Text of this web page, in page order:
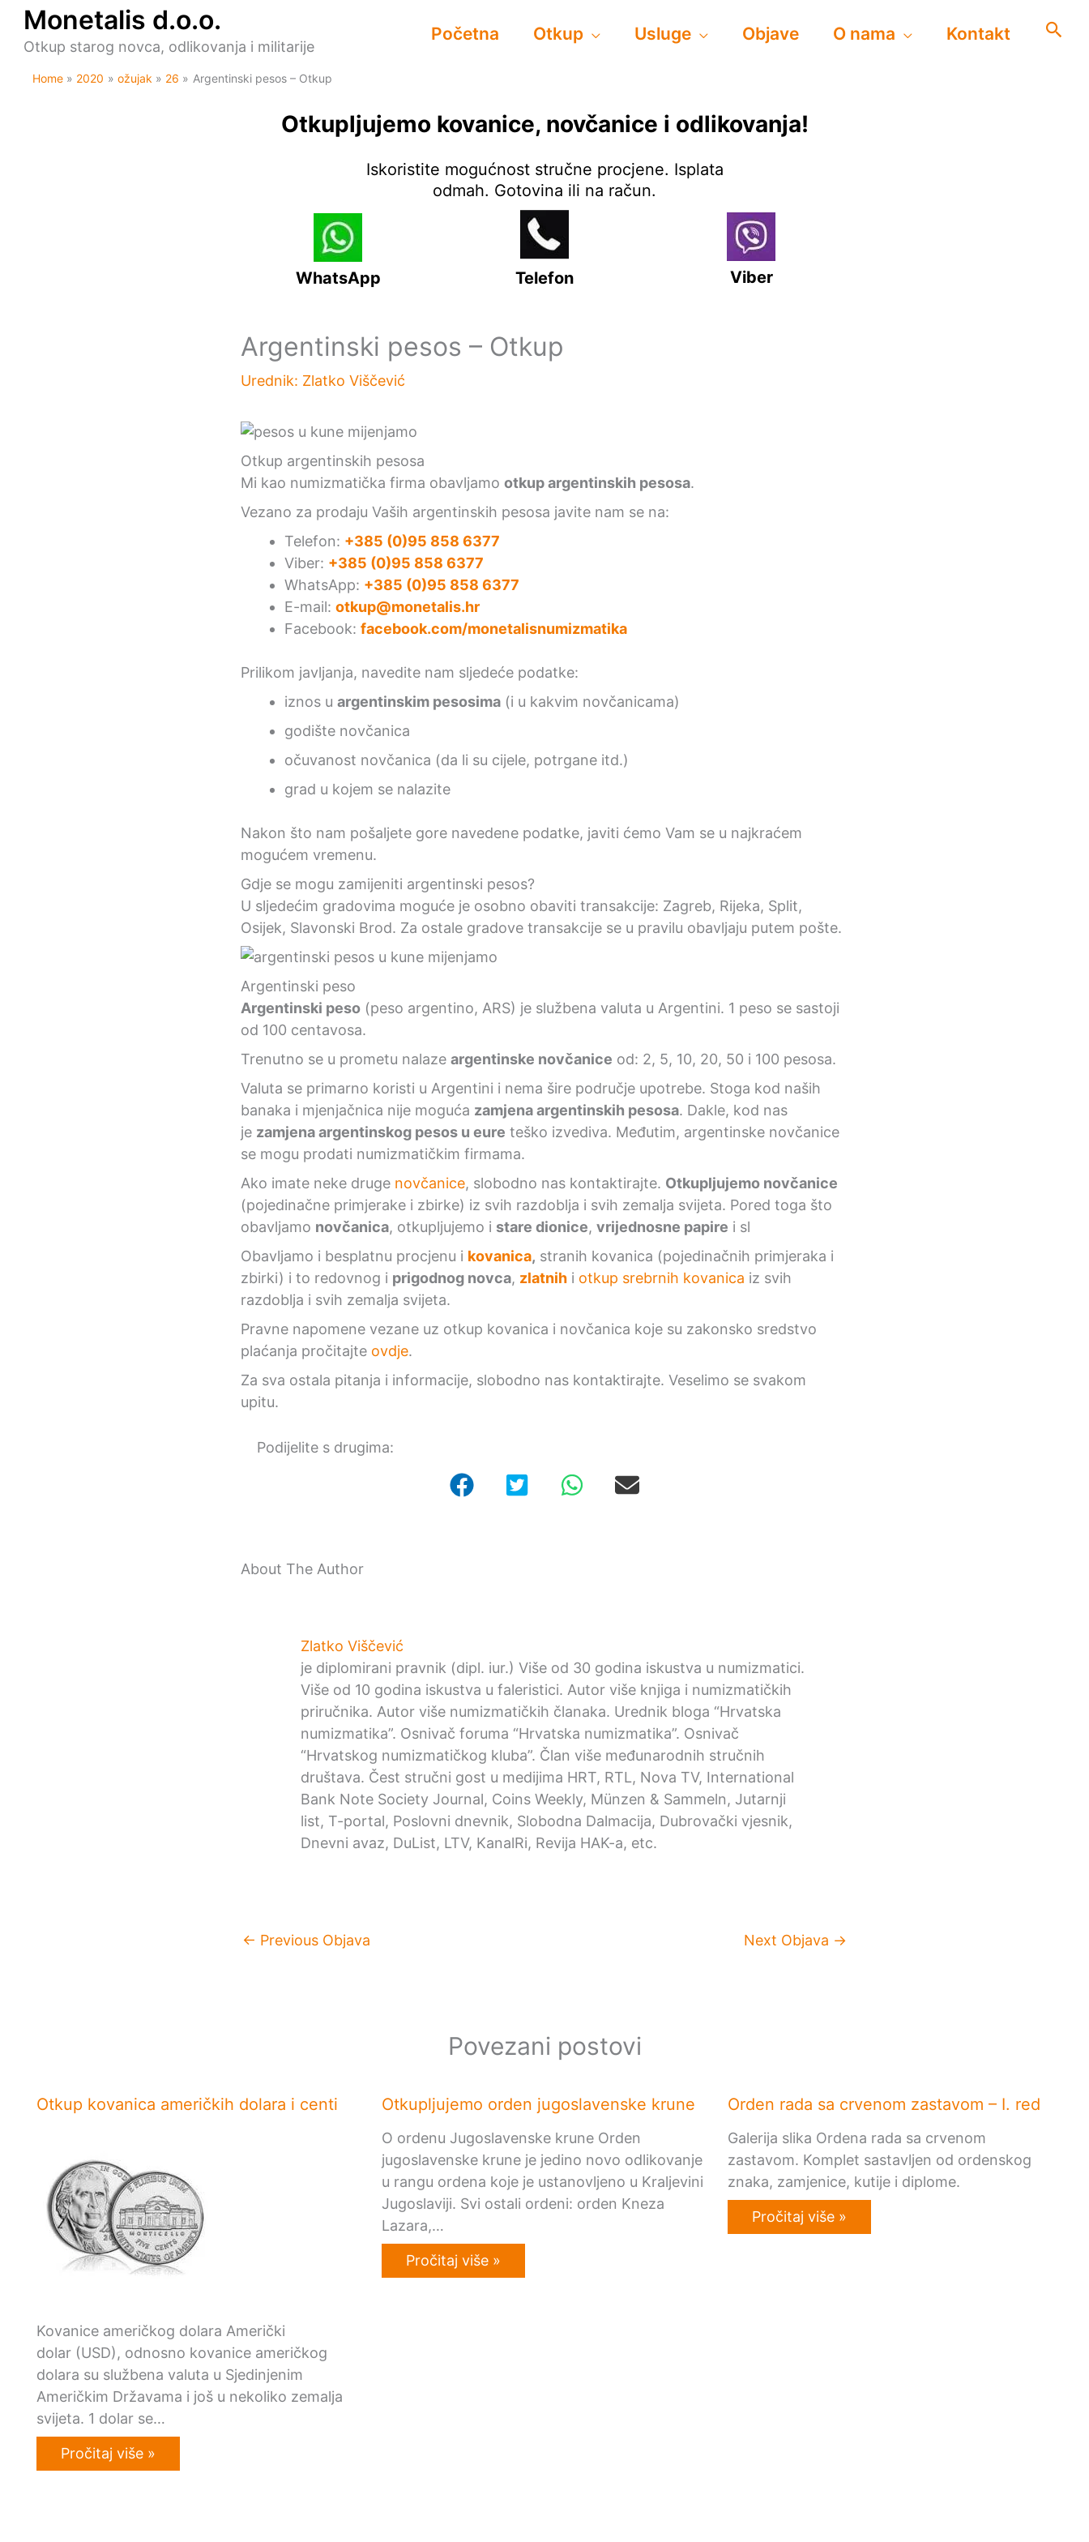
content
Monetalis d.o.o.
Otkup starog novca, odlikovanja i militarije
Početna Otkup Usluge Objave O nama Kontakt
Home 2020 ožujak 26 Argentinski pesos – Otkup
Otkupljujemo kovanice, novčanice i odlikovanja!
Iskoristite mogućnost stručne procjene. Isplata
odmah. Gotovina ili na račun.
WhatsApp Viber
Telefon
Argentinski pesos – Otkup
Urednik: Zlatko Viščević
Otkup argentinskih pesosa
Mi kao numizmatička firma obavljamo otkup argentinskih pesosa.
Vezano za prodaju Vaših argentinskih pesosa javite nam se na:
Telefon: +385 (0)95 858 6377
Viber: +385 (0)95 858 6377
WhatsApp: +385 (0)95 858 6377
E-mail: otkup@monetalis.hr
Facebook: facebook.com/monetalisnumizmatika
Prilikom javljanja, navedite nam sljedeće podatke:
iznos u argentinskim pesosima (i u kakvim novčanicama)
godište novčanica
očuvanost novčanica (da li su cijele, potrgane itd.)
grad u kojem se nalazite
Nakon što nam pošaljete gore navedene podatke, javiti ćemo Vam se u najkraćem
mogućem vremenu.
Gdje se mogu zamijeniti argentinski pesos?
U sljedećim gradovima moguće je osobno obaviti transakcije: Zagreb, Rijeka, Split,
Osijek, Slavonski Brod. Za ostale gradove transakcije se u pravilu obavljaju putem pošte.
Argentinski peso
Argentinski peso (peso argentino, ARS) je službena valuta u Argentini. 1 peso se sastoji
od 100 centavosa.
Trenutno se u prometu nalaze argentinske novčanice od: 2, 5, 10, 20, 50 i 100 pesosa.
Valuta se primarno koristi u Argentini i nema šire područje upotrebe. Stoga kod naših
banaka i mjenjačnica nije moguća zamjena argentinskih pesosa. Dakle, kod nas
je zamjena argentinskog pesos u eure teško izvediva. Međutim, argentinske novčanice
se mogu prodati numizmatičkim firmama.
Ako imate neke druge novčanice, slobodno nas kontaktirajte. Otkupljujemo novčanice
(pojedinačne primjerake i zbirke) iz svih razdoblja i svih zemalja svijeta. Pored toga što
obavljamo novčanica, otkupljujemo i stare dionice, vrijednosne papire i sl
Obavljamo i besplatnu procjenu i kovanica, stranih kovanica (pojedinačnih primjeraka i
zbirki) i to redovnog i prigodnog novca, zlatnih i otkup srebrnih kovanica iz svih
razdoblja i svih zemalja svijeta.
Pravne napomene vezane uz otkup kovanica i novčanica koje su zakonsko sredstvo
plaćanja pročitajte ovdje.
Za sva ostala pitanja i informacije, slobodno nas kontaktirajte. Veselimo se svakom
upitu.
Podijelite s drugima:
About The Author
Zlatko Viščević
je diplomirani pravnik (dipl. iur.) Više od 30 godina iskustva u numizmatici.
Više od 10 godina iskustva u faleristici. Autor više knjiga i numizmatičkih
priručnika. Autor više numizmatičkih članaka. Urednik bloga “Hrvatska
numizmatika”. Osnivač foruma “Hrvatska numizmatika”. Osnivač
“Hrvatskog numizmatičkog kluba”. Član više međunarodnih stručnih
društava. Čest stručni gost u medijima HRT, RTL, Nova TV, International
Bank Note Society Journal, Coins Weekly, Münzen & Sammeln, Jutarnji
list, T-portal, Poslovni dnevnik, Slobodna Dalmacija, Dubrovački vjesnik,
Dnevni avaz, DuList, LTV, KanalRi, Revija HAK-a, etc.
← Previous Objava Next Objava →
Povezani postovi
Otkup kovanica američkih dolara i centi
Kovanice američkog dolara Američki
dolar (USD), odnosno kovanice američkog
dolara su službena valuta u Sjedinjenim
Američkim Državama i još u nekoliko zemalja
svijeta. 1 dolar se…
Pročitaj više »
Otkupljujemo orden jugoslavenske krune
O ordenu Jugoslavenske krune Orden
jugoslavenske krune je jedino novo odlikovanje
u rangu ordena koje je ustanovljeno u Kraljevini
Jugoslaviji. Svi ostali ordeni: orden Kneza
Lazara,…
Pročitaj više »
Orden rada sa crvenom zastavom – I. red
Galerija slika Ordena rada sa crvenom
zastavom. Komplet sastavljen od ordenskog
znaka, zamjenice, kutije i diplome.
Pročitaj više »